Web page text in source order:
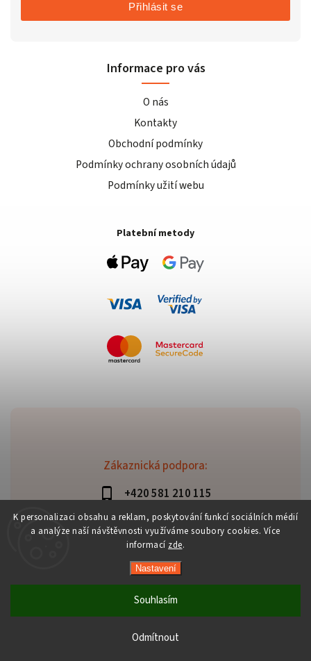
K personalizaci obsahu a reklam, poskytování funkcí sociálních médií
a analýze naší návštěvnosti využíváme soubory cookies. Více
informací zde.
Nastavení
Odmítnout
Souhlasím
Zákaznická podpora:
+420 581 210 115
info@davaztechnik.cz
Přihlásit se
Informace pro vás
O nás
Kontakty
Obchodní podmínky
Podmínky ochrany osobních údajů
Podmínky užití webu
Platební metody
Copyright 2026Daniš Davaztechnik. Všechna práva